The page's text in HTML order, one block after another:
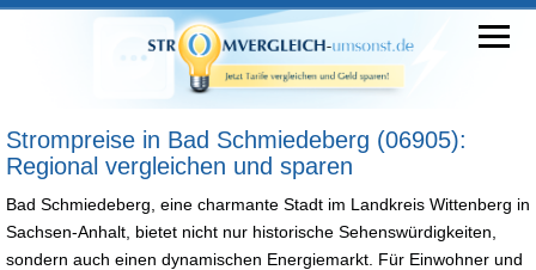
Strompreise in Bad Schmiedeberg (06905):
Regional vergleichen und sparen
Bad Schmiedeberg, eine charmante Stadt im Landkreis Wittenberg in
Sachsen-Anhalt, bietet nicht nur historische Sehenswürdigkeiten,
sondern auch einen dynamischen Energiemarkt. Für Einwohner und